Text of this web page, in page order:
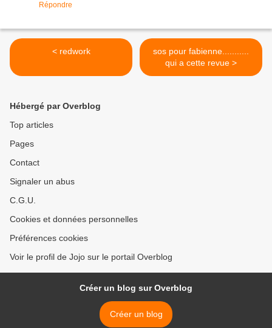
Répondre
< redwork
sos pour fabienne...........
qui a cette revue >
Hébergé par Overblog
Top articles
Pages
Contact
Signaler un abus
C.G.U.
Cookies et données personnelles
Préférences cookies
Voir le profil de Jojo sur le portail Overblog
Créer un blog sur Overblog
Créer un blog